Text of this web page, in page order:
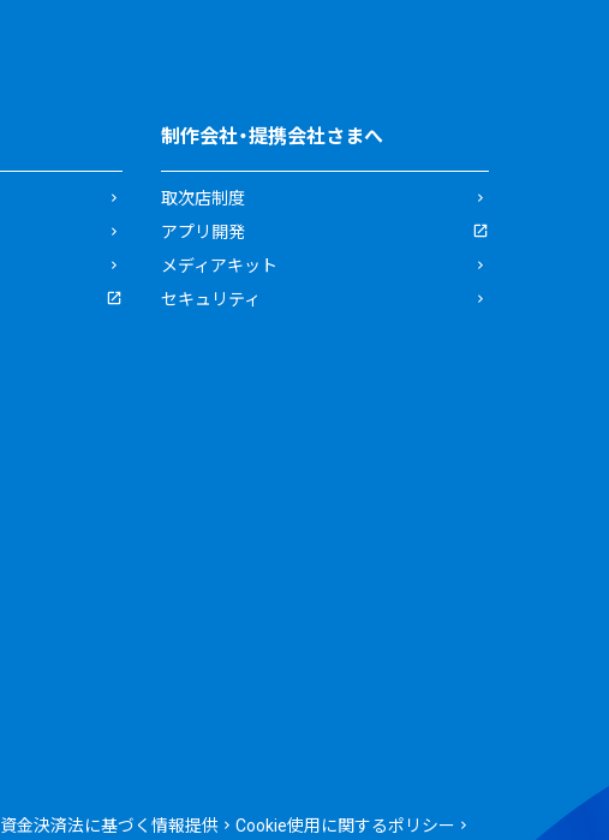
制作会社・提携会社さまへ
取次店制度
アプリ開発
メディアキット
セキュリティ
資金決済法に基づく情報提供 Cookie使用に関するポリシー